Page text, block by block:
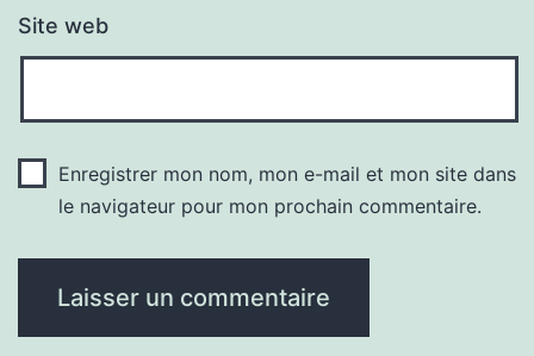
Site web
Enregistrer mon nom, mon e-mail et mon site dans
le navigateur pour mon prochain commentaire.